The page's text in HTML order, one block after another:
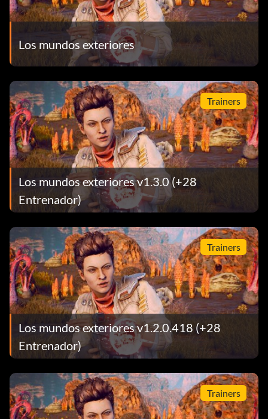
Los mundos exteriores
Trainers
Los mundos exteriores v1.3.0 (+28
Entrenador)
Trainers
Los mundos exteriores v1.2.0.418 (+28
Entrenador)
Trainers